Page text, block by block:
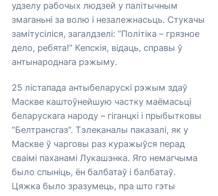
удзелу рабочых людзей у палітычным
змаганьні за волю і незалежнасьць. Стукачы
замітусіліся, загалдзелі: “Політіка – грязное
дело, ребята!” Кепскія, відаць, справы ў
антынароднага рэжыму.
25 лістапада антыбеларускі рэжым здаў
Маскве каштоўнейшую частку маёмасьці
беларускага народу – гіганцкі і прыбытковы
“Белтрансгаз”. Тэлеканалы паказалі, як у
Маскве ў чарговы раз куражыўся перад
сваімі паханамі Лукашэнка. Яго немагчыма
было спыніць, ён балбатаў і балбатаў.
Цяжка было зразумець, пра што гэты